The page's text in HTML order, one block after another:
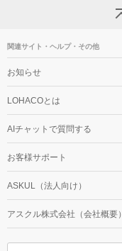
関連サイト・ヘルプ・その他
お知らせ
LOHACOとは
AIチャットで質問する
お客様サポート
ASKUL（法人向け）
アスクル株式会社（会社概要）